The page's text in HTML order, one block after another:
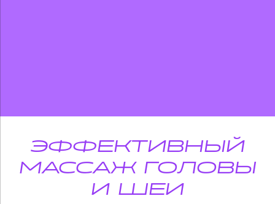
ЭФФЕКТИВНЫЙ
МАССАЖ ГОЛОВЫ
И ШЕИ